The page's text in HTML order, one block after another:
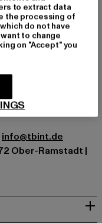
100% Polyester
info@tbint.de
Ober-Ramstadt |
to extract data
the processing of
do not have
to change
on "Accept" you